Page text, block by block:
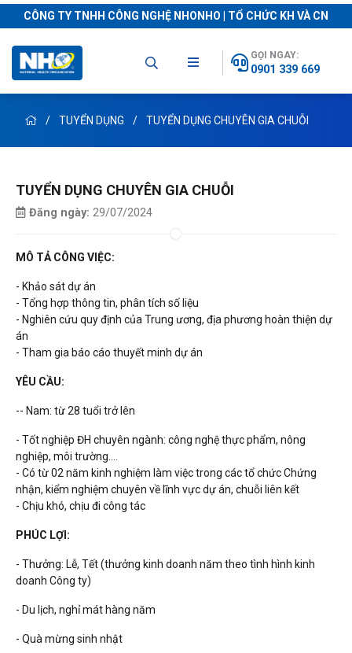
CÔNG TY TNHH CÔNG NGHỆ NHONHO | TỔ CHỨC KH VÀ CN
GỌI NGAY:
0901 339 669
TUYỂN DỤNG TUYỂN DỤNG CHUYÊN GIA CHUỖI
TUYỂN DỤNG CHUYÊN GIA CHUỖI
Đăng ngày: 29/07/2024
MÔ TẢ CÔNG VIỆC:
- Khảo sát dự án
- Tổng hợp thông tin, phân tích số liệu
- Nghiên cứu quy định của Trung ương, địa phương hoàn thiện dự
án
- Tham gia báo cáo thuyết minh dự án
YÊU CẦU:
-- Nam: từ 28 tuổi trở lên
- Tốt nghiệp ĐH chuyên ngành: công nghệ thực phẩm, nông
nghiệp, môi trường....
- Có từ 02 năm kinh nghiệm làm việc trong các tổ chức Chứng
nhận, kiểm nghiệm chuyên về lĩnh vực dự án, chuỗi liên kết
- Chịu khó, chịu đi công tác
PHÚC LỢI:
- Thưởng: Lễ, Tết (thưởng kinh doanh năm theo tình hình kinh
doanh Công ty)
- Du lịch, nghỉ mát hàng năm
- Quà mừng sinh nhật